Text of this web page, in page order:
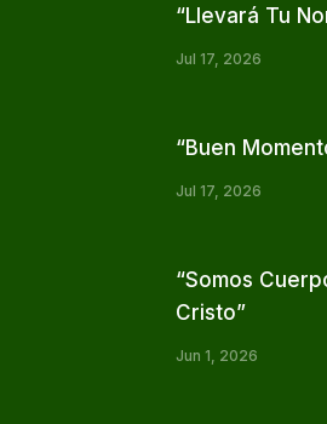
“Llevará Tu
Jul 17, 2026
“Buen
Jul 17, 2026
“Somos
Cristo”
Jun 1, 2026